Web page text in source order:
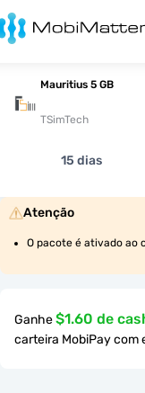
Mauritius 5 GB
TSimTech
15 dias
Atenção
O pacote é ativado ao
Ganhe$1.60 de
carteira MobiPay com